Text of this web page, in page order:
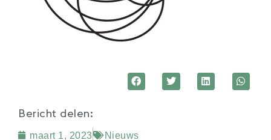
Bericht delen:
maart 1, 2023 Nieuws